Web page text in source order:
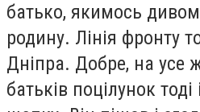
батько, якимось дивом
родину. Лінія фронту
Дніпра. Добре, на усе
батьків поцілунок